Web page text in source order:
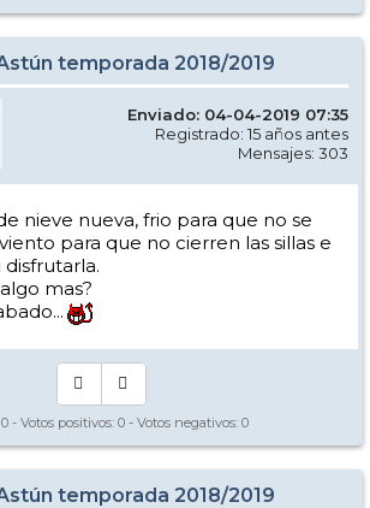
temporada 2018/2019
Enviado: 04-04-2019 07:35
Registrado: 15 años antes
Mensajes: 303
nieve nueva, frio para que no se
para que no cierren las sillas e
mas?
0 - Votos positivos: 0 - Votos negativos: 0
temporada 2018/2019